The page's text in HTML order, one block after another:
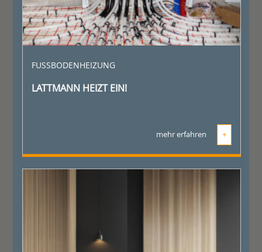
FUSSBODENHEIZUNG
LATTMANN HEIZT EIN!
mehr erfahren +